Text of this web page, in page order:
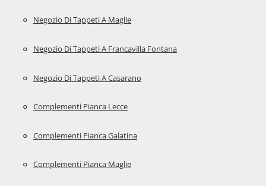
Negozio Di Tappeti A Maglie
Negozio Di Tappeti A Francavilla Fontana
Negozio Di Tappeti A Casarano
Complementi Pianca Lecce
Complementi Pianca Galatina
Complementi Pianca Maglie